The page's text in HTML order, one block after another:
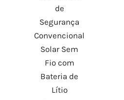
de
Segurança
Convencional
Solar Sem
Fio com
Bateria de
Lítio